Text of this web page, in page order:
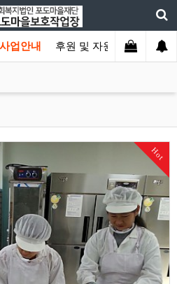
사업안내 후원 및 자원봉사 커뮤
Hot